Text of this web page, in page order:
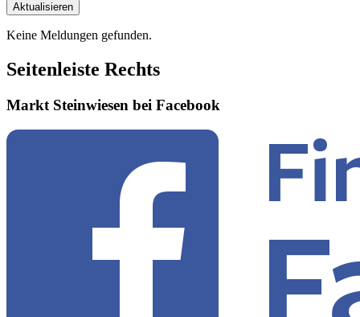
Aktualisieren
Keine Meldungen gefunden.
Seitenleiste Rechts
Markt Steinwiesen bei Facebook